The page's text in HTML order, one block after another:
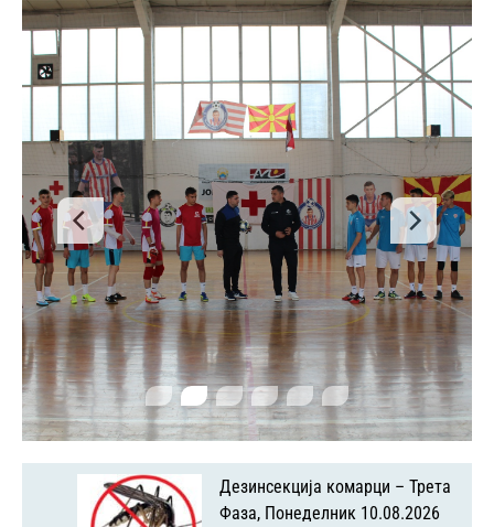
Дезинсекција комарци – Трета
Фаза, Понеделник 10.08.2026